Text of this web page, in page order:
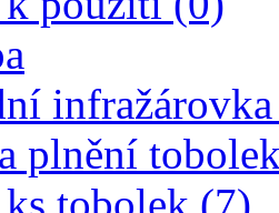
plnění
tobolek (7)